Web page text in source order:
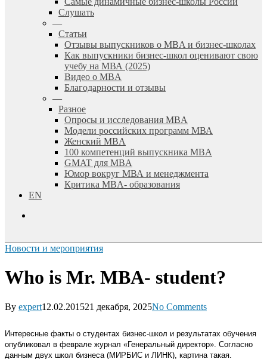
Слушать
—
Статьи
Отзывы выпускников о MBA и бизнес-школах
Как выпускники бизнес-школ оценивают свою
учебу на МВА (2025)
Видео о MBA
Благодарности и отзывы
—
Разное
Опросы и исследования MBA
Модели российских программ МВА
Женский MBA
100 компетенций выпускника MBA
GMAT для MBA
Юмор вокруг МВА и менеджмента
Критика MBA- образования
EN
Новости и мероприятия
Who is Mr. MBA- student?
By expert12.02.201521 декабря, 2025No Comments
Интересные факты о студентах бизнес-школ и результатах обучения
опубликовал в феврале журнал «Генеральный директор». Согласно
данным двух школ бизнеса (МИРБИС и ЛИНК), картина такая.